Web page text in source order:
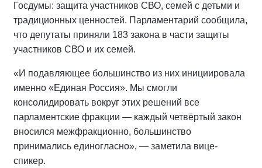
Госдумы: защита участников СВО, семей с детьми и
традиционных ценностей. Парламентарий сообщила,
что депутаты приняли 183 закона в части защиты
участников СВО и их семей.
«И подавляющее большинство из них инициировала
именно «Единая Россия». Мы смогли
консолидировать вокруг этих решений все
парламентские фракции — каждый четвёртый закон
вносился межфракционно, большинство
принимались единогласно», — заметила вице-
спикер.